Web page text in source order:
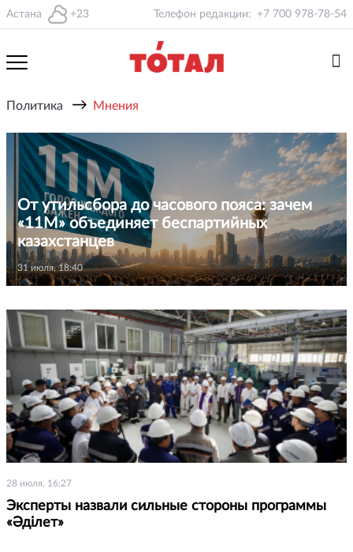
Астана +23 Телефон редакции: +7 700 978-78-54
Политика → Мнения
От утильсбора до часового пояса: зачем
«11М» объединяет беспартийных
казахстанцев
31 июля, 18:40
28 июля, 16:27
Эксперты назвали сильные стороны программы
«Әділет»